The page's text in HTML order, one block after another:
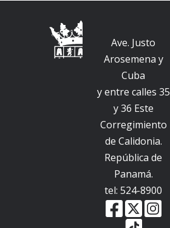
Ave. Justo
Arosemena y
Cuba
y entre calles 35
y 36 Este
Corregimiento
de Calidonia.
República de
Panamá.
tel: 524-8900